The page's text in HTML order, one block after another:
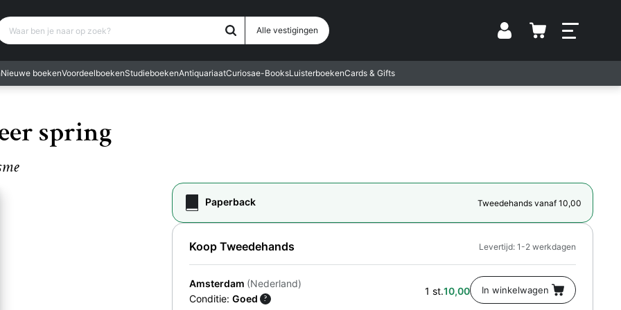
Alle vestigingen Vestiging
ben je naar op zoek?
Nieuwe boekenVoordeelboekenStudieboekenAntiquariaatCuriosae-BooksLuisterboekenCards & Gifts
spring
Paperback Tweedehands vanaf 10,00
Koop Tweedehands
Amsterdam (Nederland)
Conditie: Goed ?
1 st.10,00
Levertijd: 1-2 werkdagen